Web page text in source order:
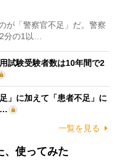
が「警察官不足」だ。警察
分の1以…
試験受験者数は10年間で2
」に加えて「患者不足」に
…
一覧を見る
、使ってみた